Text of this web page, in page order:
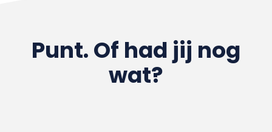
Punt. Of had jij nog
wat?